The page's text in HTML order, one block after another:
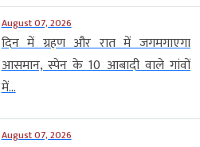
August 07, 2026
दिन में ग्रहण और रात में जगमगाएगा
आसमान, स्पेन के 10 आबादी वाले गांवों
में...
August 07, 2026